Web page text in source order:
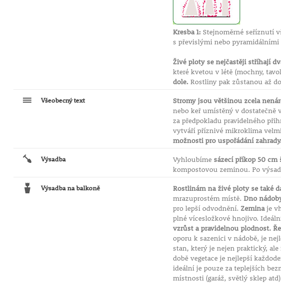
Kresba 1:Stejnoměrné seříznutí
s převislými nebo
Živé ploty se nejčastěji stříhají
které kvetou v létě (mochny,
dole.Rostliny pak zůstanou až
Všeobecný text Stromy jsou většinou zcela
nebo keř umístěný v dostatečně
za předpokladu pravidelného
vytváří příznivé mikroklima
možnosti pro uspořádání
Výsadba Vyhloubíme sázecí příkop 50
kompostovou zeminou. Po
Výsadba na balkoně Rostlinám na živé ploty se také
mrazuprostém místě. Dno
pro lepší odvodnění. Zeminaje
plné vícesložkové hnojivo.
vzrůst a pravidelnou plodnost.
oporu k sazenici v nádobě, je
stan, který je nejen praktický,
době vegetace je nejlepší
ideální je pouze za teplejších
místnosti (garáž, světlý sklep